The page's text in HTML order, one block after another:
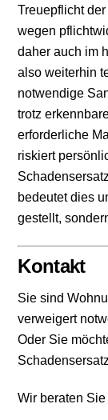
Treuepflicht
wegen
daher auch im
also weiterhin
notwendige
trotz
erforderliche
riskiert
bedeutet dies
gestellt,
Kontakt
Sie sind
verweigert
Oder Sie
Wir beraten Sie